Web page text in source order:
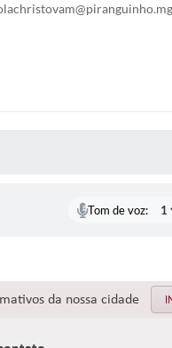
Tom de voz:
da nossa cidade